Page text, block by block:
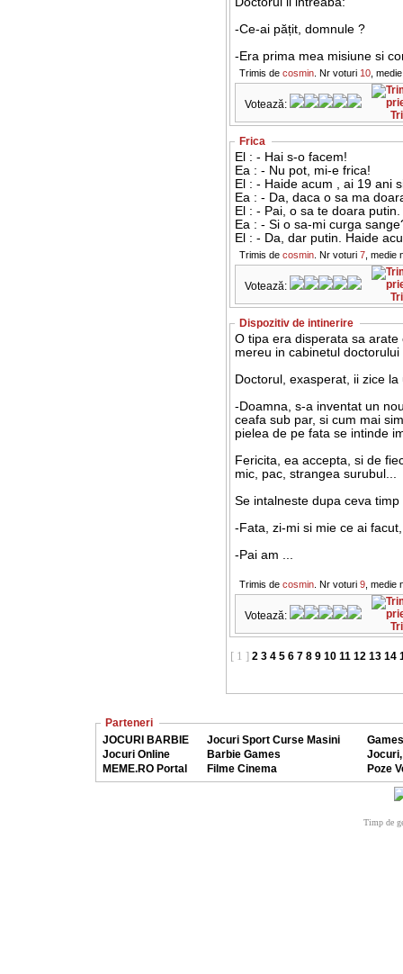
-Ce-ai pățit, domnule ?
-Era prima mea misiune si
Trimis de cosmin. Nr voturi 10,
Votează:
Frica
El : - Hai s-o facem!
Ea : - Nu pot, mi-e frica!
El : - Haide acum , ai 19 ani
Ea : - Da, daca o sa ma
El : - Pai, o sa te doara putin.
Ea : - Si o sa-mi curga
El : - Da, dar putin. Haide
Trimis de cosmin. Nr voturi 7, medie
Votează:
Dispozitiv de intinerire
O tipa era disperata sa
mereu in cabinetul
Doctorul, exasperat, ii zice
-Doamna, s-a inventat un
ceafa sub par, si cum mai
pielea de pe fata se intinde
Fericita, ea accepta, si de
mic, pac, strangea surubul...
Se intalneste dupa ceva
-Fata, zi-mi si mie ce ai
-Pai am ...
Trimis de cosmin. Nr voturi 9, medie
Votează:
[ 1 ] 2 3 4 5 6 7 8 9 10 11 12 13 14
Parteneri
JOCURI BARBIE
Jocuri Sport Curse Masini
Jocuri Online
Barbie Games
MEME.RO Portal
Filme Cinema Poze
Timp de